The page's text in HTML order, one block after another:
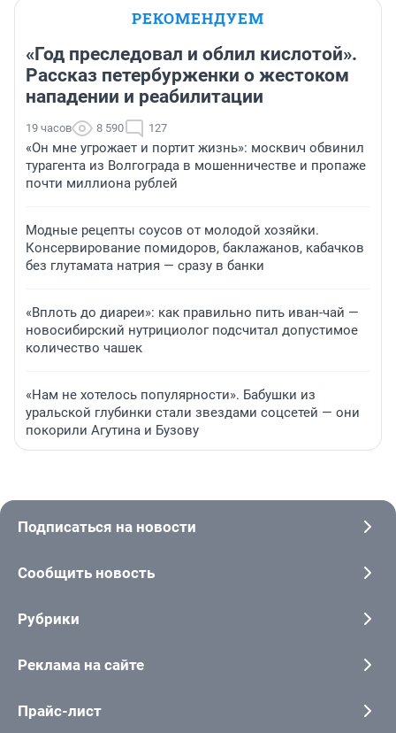
РЕКОМЕНДУЕМ
«Год преследовал и облил кислотой».
Рассказ петербурженки о жестоком
нападении и реабилитации
19 часов 8 590 127
«Он мне угрожает и портит жизнь»: москвич обвинил
турагента из Волгограда в мошенничестве и пропаже
почти миллиона рублей
Модные рецепты соусов от молодой хозяйки.
Консервирование помидоров, баклажанов, кабачков
без глутамата натрия — сразу в банки
«Вплоть до диареи»: как правильно пить иван-чай —
новосибирский нутрициолог подсчитал допустимое
количество чашек
«Нам не хотелось популярности». Бабушки из
уральской глубинки стали звездами соцсетей — они
покорили Агутина и Бузову
Подписаться на новости
Сообщить новость
Рубрики
Реклама на сайте
Прайс-лист